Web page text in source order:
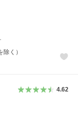
く）
4.62